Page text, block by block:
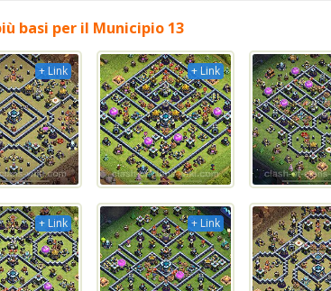
basi per il Municipio 13
+ Link + Link
+ Link + Link